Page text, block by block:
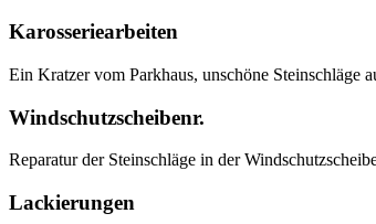
Karosseriearbeiten
Ein Kratzer vom Parkhaus, unschöne Steinschläge
Windschutzscheibenr.
Reparatur der Steinschläge in der
Lackierungen